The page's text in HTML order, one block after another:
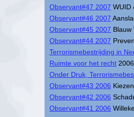
Observant#47 2007 WUID
Observant#46 2007
Observant#45 2007 Blauw
Observant#44 2007
Terrorismebestrijding in
Ruimte voor het recht
Onder Druk,
Observant#43 2006
Observant#42 2006
Observant#41 2006